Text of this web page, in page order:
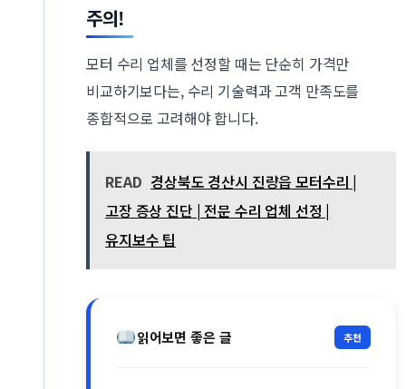
주의!
모터 수리 업체를 선정할 때는 단순히 가격만
비교하기보다는, 수리 기술력과 고객 만족도를
종합적으로 고려해야 합니다.
READ 경상북도 경산시 진량읍 모터수리 |
고장 증상 진단 | 전문 수리 업체 선정 |
유지보수 팁
읽어보면 좋은 글 추천